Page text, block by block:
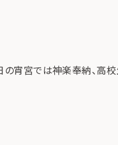
宵宮では神楽奉納、高校